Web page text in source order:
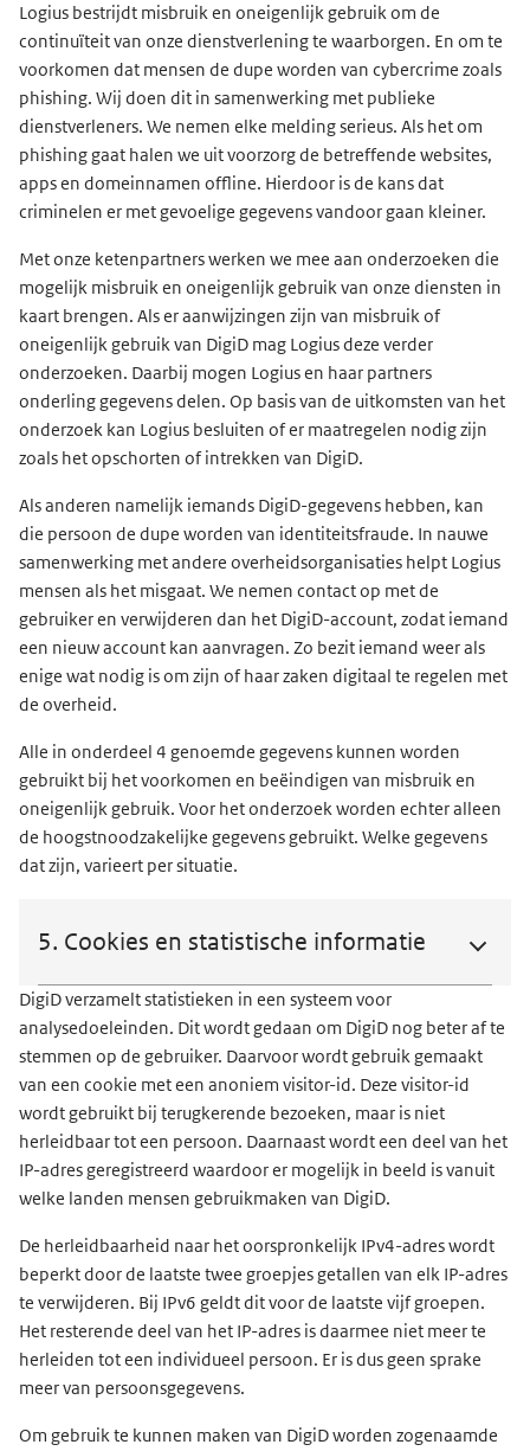
Logius bestrijdt misbruik en oneigenlijk gebruik om de
continuïteit van onze dienstverlening te waarborgen. En om te
voorkomen dat mensen de dupe worden van cybercrime zoals
phishing. Wij doen dit in samenwerking met publieke
dienstverleners. We nemen elke melding serieus. Als het om
phishing gaat halen we uit voorzorg de betreffende websites,
apps en domeinnamen offline. Hierdoor is de kans dat
criminelen er met gevoelige gegevens vandoor gaan kleiner.
Met onze ketenpartners werken we mee aan onderzoeken die
mogelijk misbruik en oneigenlijk gebruik van onze diensten in
kaart brengen. Als er aanwijzingen zijn van misbruik of
oneigenlijk gebruik van DigiD mag Logius deze verder
onderzoeken. Daarbij mogen Logius en haar partners
onderling gegevens delen. Op basis van de uitkomsten van het
onderzoek kan Logius besluiten of er maatregelen nodig zijn
zoals het opschorten of intrekken van DigiD.
Als anderen namelijk iemands DigiD-gegevens hebben, kan
die persoon de dupe worden van identiteitsfraude. In nauwe
samenwerking met andere overheidsorganisaties helpt Logius
mensen als het misgaat. We nemen contact op met de
gebruiker en verwijderen dan het DigiD-account, zodat iemand
een nieuw account kan aanvragen. Zo bezit iemand weer als
enige wat nodig is om zijn of haar zaken digitaal te regelen met
de overheid.
Alle in onderdeel 4 genoemde gegevens kunnen worden
gebruikt bij het voorkomen en beëindigen van misbruik en
oneigenlijk gebruik. Voor het onderzoek worden echter alleen
de hoogstnoodzakelijke gegevens gebruikt. Welke gegevens
dat zijn, varieert per situatie.
5. Cookies en statistische informatie
DigiD verzamelt statistieken in een systeem voor
analysedoeleinden. Dit wordt gedaan om DigiD nog beter af te
stemmen op de gebruiker. Daarvoor wordt gebruik gemaakt
van een cookie met een anoniem visitor-id. Deze visitor-id
wordt gebruikt bij terugkerende bezoeken, maar is niet
herleidbaar tot een persoon. Daarnaast wordt een deel van het
IP-adres geregistreerd waardoor er mogelijk in beeld is vanuit
welke landen mensen gebruikmaken van DigiD.
De herleidbaarheid naar het oorspronkelijk IPv4-adres wordt
beperkt door de laatste twee groepjes getallen van elk IP-adres
te verwijderen. Bij IPv6 geldt dit voor de laatste vijf groepen.
Het resterende deel van het IP-adres is daarmee niet meer te
herleiden tot een individueel persoon. Er is dus geen sprake
meer van persoonsgegevens.
Om gebruik te kunnen maken van DigiD worden zogenaamde